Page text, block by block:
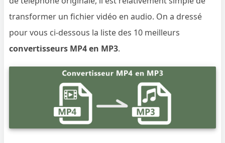
transformer un fichier vidéo en audio. On a dressé
pour vous ci-dessous la liste des 10 meilleurs
convertisseurs MP4 en MP3.